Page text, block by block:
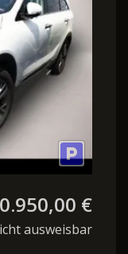
€
ausweisbar